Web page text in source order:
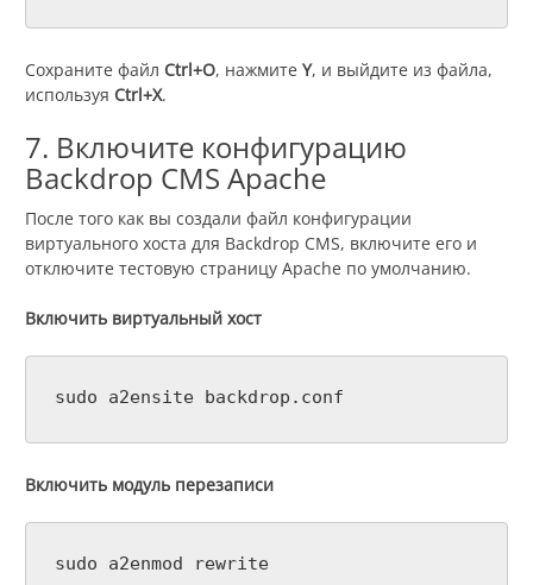
Сохраните файл Ctrl+O, нажмите Y, и выйдите из файла,
используя Ctrl+X.
7. Включите конфигурацию
Backdrop CMS Apache
После того как вы создали файл конфигурации
виртуального хоста для Backdrop CMS, включите его и
отключите тестовую страницу Apache по умолчанию.
Включить виртуальный хост
sudo a2ensite backdrop.conf
Включить модуль перезаписи
sudo a2enmod rewrite